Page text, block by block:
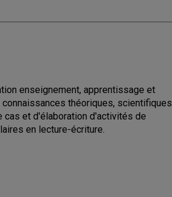
enseignement, apprentissage et
théoriques, scientifiques
cas et d'élaboration d'activités de
en lecture-écriture.